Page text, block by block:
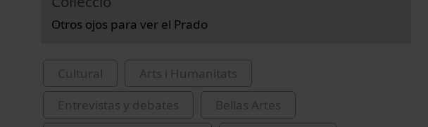
Otros ojos para ver el Prado
Cultural
Arts i Humanitats
Entrevistas y debates
Bellas Artes